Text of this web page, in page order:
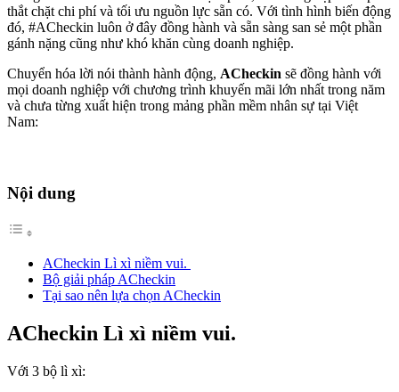
thắt chặt chi phí và tối ưu nguồn lực sẵn có. Với tình hình biến động
đó, #ACheckin luôn ở đây đồng hành và sẵn sàng san sẻ một phần
gánh nặng cũng như khó khăn cùng doanh nghiệp.
Chuyển hóa lời nói thành hành động, ACheckin sẽ đồng hành với
mọi doanh nghiệp với chương trình khuyến mãi lớn nhất trong năm
và chưa từng xuất hiện trong mảng phần mềm nhân sự tại Việt
Nam:
Nội dung
ACheckin Lì xì niềm vui.
Bộ giải pháp ACheckin
Tại sao nên lựa chọn ACheckin
ACheckin Lì xì niềm vui.
Với 3 bộ lì xì: